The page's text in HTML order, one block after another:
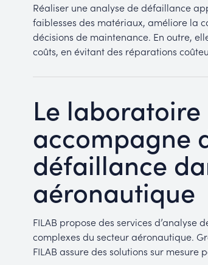
Réaliser une analyse de défaillance
faiblesses des matériaux, améliore la
décisions de maintenance. En outre,
coûts, en évitant des réparations
Le laboratoire
accompagne
défaillance
aéronautique
FILAB propose des services
complexes du secteur aéronautique.
FILAB assure des solutions sur